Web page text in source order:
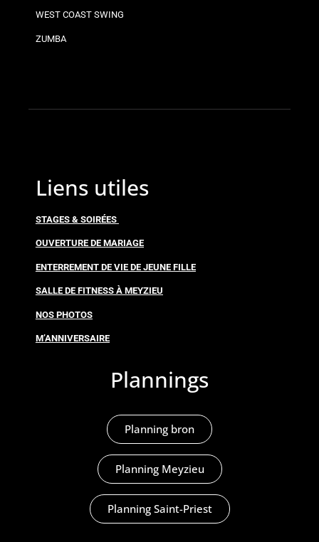
WEST COAST SWING
ZUMBA
Liens utiles
STAGES & SOIRÉES
OUVERTURE DE MARIAGE
ENTERREMENT DE VIE DE JEUNE FILLE
SALLE DE FITNESS À MEYZIEU
NOS PHOTOS
M’ANNIVERSAIRE
Plannings
Planning bron
Planning Meyzieu
Planning Saint-Priest